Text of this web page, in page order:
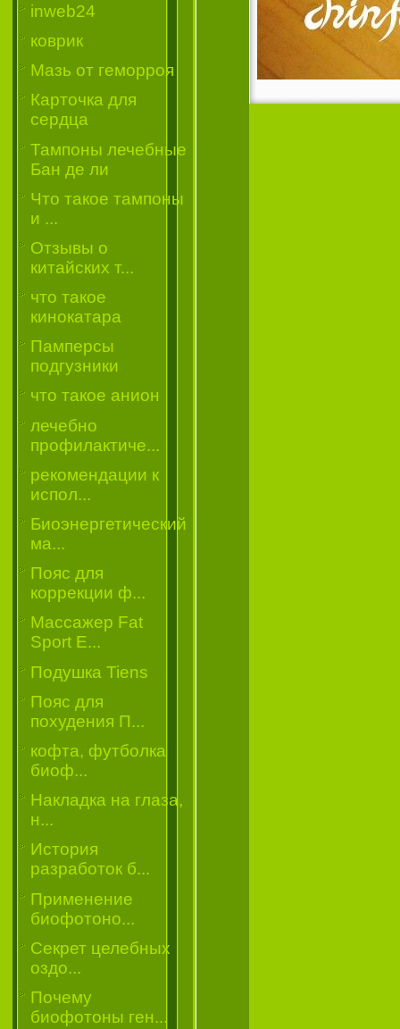
inweb24
коврик
Мазь от геморроя
Карточка для
сердца
Тампоны лечебные
Бан де ли
Что такое тампоны
и ...
Отзывы о
китайских т...
что такое
кинокатара
Памперсы
подгузники
что такое анион
лечебно
профилактиче...
рекомендации к
испол...
Биоэнергетический
ма...
Пояс для
коррекции ф...
Массажер Fat
Sport E...
Подушка Tiens
Пояс для
похудения П...
кофта, футболка
биоф...
Накладка на глаза,
н...
История
разработок б...
Применение
биофотоно...
Секрет целебных
оздо...
Почему
биофотоны ген...